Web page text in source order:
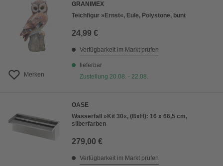
Merken
GRANIMEX
Teichfigur »Ernst«, Eule, Polystone, bunt
24,99 €
Verfügbarkeit im Markt prüfen
lieferbar
Zustellung 20.08. - 22.08.
OASE
Wasserfall »Kit 30«, (BxH): 16 x 66,5 cm,
silberfarben
279,00 €
Verfügbarkeit im Markt prüfen